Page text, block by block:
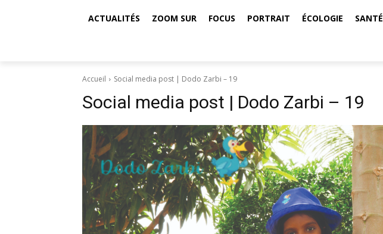
ACTUALITÉS ZOOM SUR FOCUS PORTRAIT ÉCOLOGIE SANTÉ
Accueil Social media post | Dodo Zarbi – 19
Social media post | Dodo Zarbi – 19